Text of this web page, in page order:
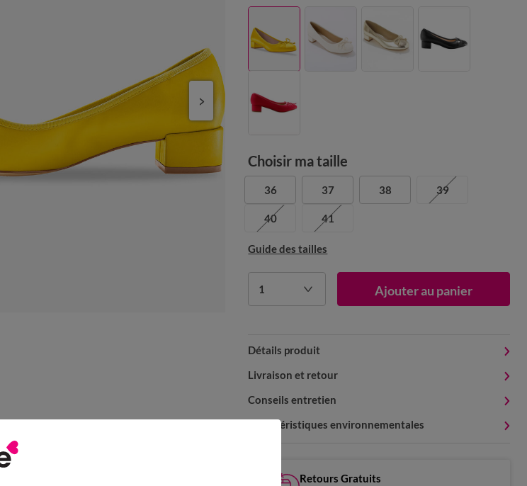
Choisir ma taille
36 37 38 39
40 41
Guide des tailles
1 Ajouter au panier
Détails produit
Livraison et retour
Conseils entretien
Caractéristiques environnementales
Retours Gratuits